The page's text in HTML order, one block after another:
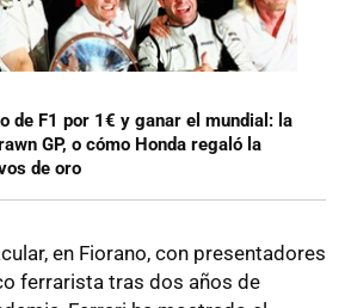
de F1 por 1€ y ganar el mundial: la
GP, o cómo Honda regaló la
de oro
en Fiorano, con presentadores
ferrarista tras dos años de